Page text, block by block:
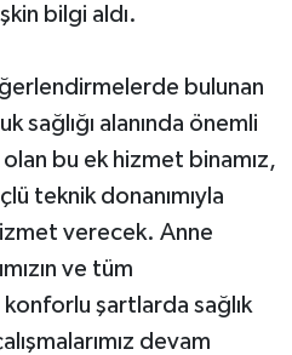
bilgi aldı.
bulunan
sağlığı alanında önemli
olan bu ek hizmet binamız,
teknik donanımıyla
verecek. Anne
ve tüm
konforlu şartlarda sağlık
devam